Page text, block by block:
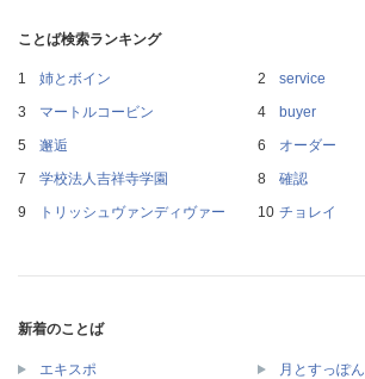
ことば検索ランキング
姉とボイン
service
マートルコービン
buyer
邂逅
オーダー
学校法人吉祥寺学園
確認
トリッシュヴァンディヴァー
チョレイ
新着のことば
エキスポ 月とすっぽん